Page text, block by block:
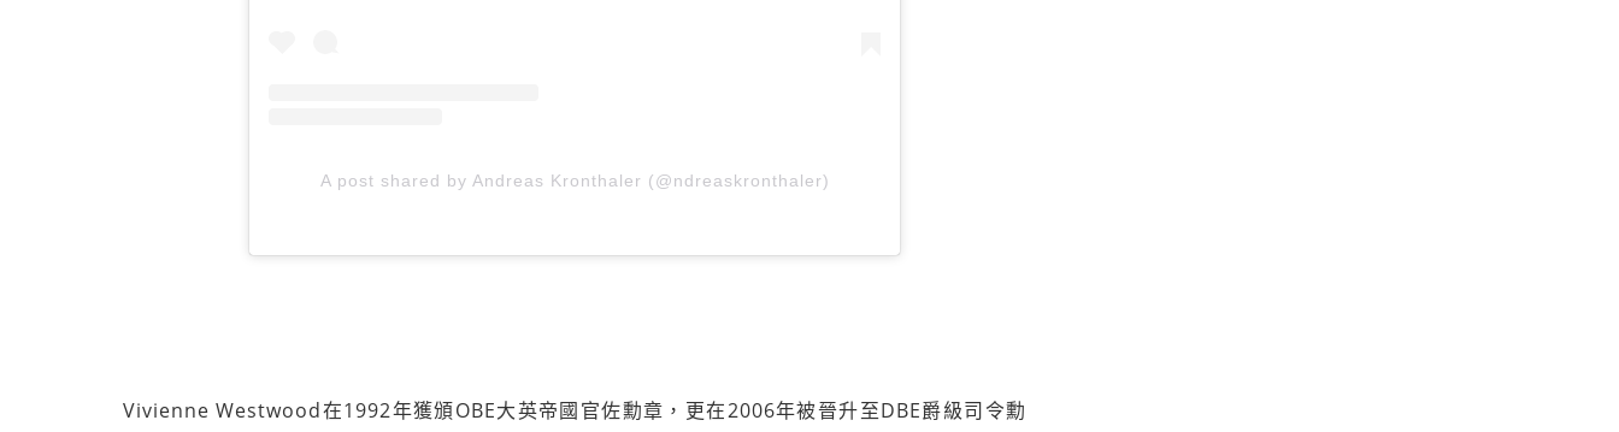
A post shared by Andreas Kronthaler (@ndreaskronthaler)
Vivienne Westwood在1992年獲頒OBE大英帝國官佐勳章，更在2006年被晉升至DBE爵級司令勳